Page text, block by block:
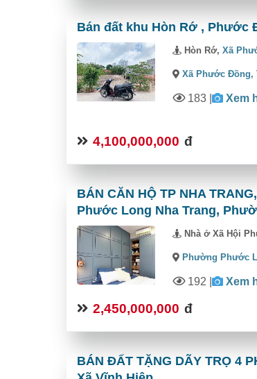
Bán đất khu Hòn Rớ , Phước
Hòn Rớ,Xã
Xã Phước Đồng,
183 | Xem
4,100,000,000 đ
BÁN CĂN HỘ TP NHA
Phước Long Nha Trang,
Nhà ở Xã Hội
Phường Phước
192 | Xem
2,450,000,000 đ
BÁN ĐẤT TẶNG DÃY TRỌ 4